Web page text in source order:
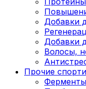
Добавки
Добавки
Волосы,
Прочие